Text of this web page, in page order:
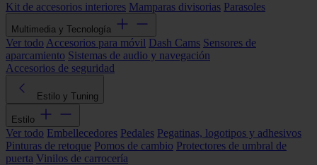
Kit de accesorios interiores Mamparas divisorias Parasoles
Multimedia y Tecnología
Ver todo Accesorios para móvil Dash Cams Sensores de
aparcamiento Sistemas de audio y navegación
Accesorios de seguridad
Estilo y Tuning
Estilo
Ver todo Embellecedores Pedales Pegatinas, logotipos y adhesivos
Pinturas de retoque Pomos de cambio Protectores de umbral de
puerta Vinilos de carrocería